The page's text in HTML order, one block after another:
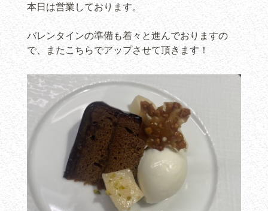
本日は営業しております。
バレンタインの準備も着々と進んでおりますの
で、またこちらでアップさせて頂きます！